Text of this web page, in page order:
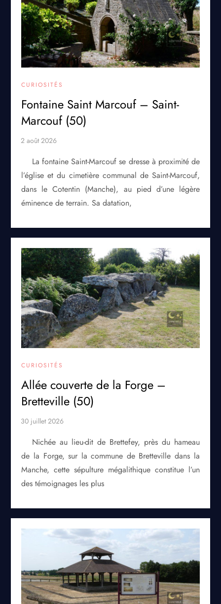
CURIOSITÉS
Fontaine Saint Marcouf – Saint-
Marcouf (50)
La fontaine Saint-Marcouf se dresse à proximité de
l’église et du cimetière communal de Saint-Marcouf,
dans le Cotentin (Manche), au pied d’une légère
éminence de terrain. Sa datation,
CURIOSITÉS
Allée couverte de la Forge –
Bretteville (50)
Nichée au lieu-dit de Brettefey, près du hameau
de la Forge, sur la commune de Bretteville dans la
Manche, cette sépulture mégalithique constitue l’un
des témoignages les plus